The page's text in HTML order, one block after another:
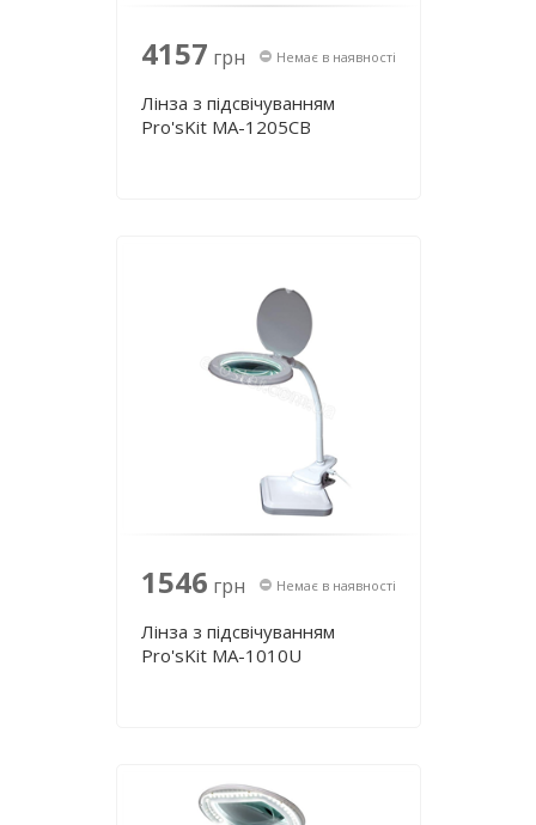
4157 грн Немає в наявності
Лінза з підсвічуванням
Pro'sKit MA-1205CB
1546 грн Немає в наявності
Лінза з підсвічуванням
Pro'sKit MA-1010U